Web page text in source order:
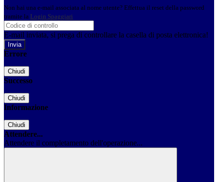
Non hai una e-mail associata al nome utente? Effettua il reset della password
tramite la Login Spaggiari
E-mail inviata, si prega di controllare la casella di posta elettronica!
Errore
Chiudi
Successo
Chiudi
Informazione
Chiudi
Attendere...
Attendere il completamento dell'operazione...